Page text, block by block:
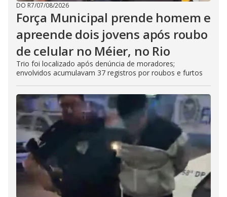
DO R7/07/08/2026
Força Municipal prende homem e
apreende dois jovens após roubo
de celular no Méier, no Rio
Trio foi localizado após denúncia de moradores;
envolvidos acumulavam 37 registros por roubos e furtos